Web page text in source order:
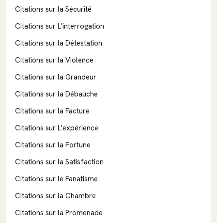
Citations sur la Sécurité
Citations sur L'interrogation
Citations sur la Détestation
Citations sur la Violence
Citations sur la Grandeur
Citations sur la Débauche
Citations sur la Facture
Citations sur L'expérience
Citations sur la Fortune
Citations sur la Satisfaction
Citations sur le Fanatisme
Citations sur la Chambre
Citations sur la Promenade